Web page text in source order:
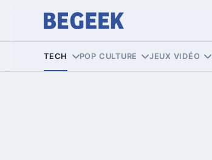
TECH POP CULTURE JEUX VIDÉO